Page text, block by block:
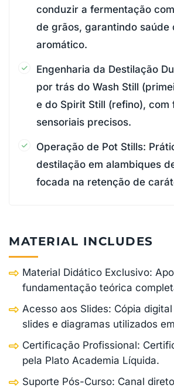
conduzir a fermentação
de grãos, garantindo saúde
aromático.
Engenharia da Destilação
por trás do Wash Still
e do Spirit Still (refino), com
sensoriais precisos.
Operação de Pot Stills:
destilação em alambiques
focada na retenção de
MATERIAL INCLUDES
Material Didático Exclusivo:
fundamentação teórica
Acesso aos Slides: Cópia
slides e diagramas utilizados
Certificação Profissional:
pela Plato Academia Líquida.
Suporte Pós-Curso: Canal